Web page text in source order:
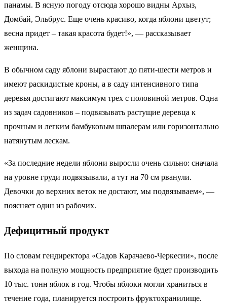
панамы. В ясную погоду отсюда хорошо видны Архыз,
Домбай, Эльбрус. Еще очень красиво, когда яблони цветут;
весна придет – такая красота будет!», — рассказывает
женщина.
В обычном саду яблони вырастают до пяти-шести метров и
имеют раскидистые кроны, а в саду интенсивного типа
деревья достигают максимум трех с половиной метров. Одна
из задач садовников – подвязывать растущие деревца к
прочным и легким бамбуковым шпалерам или горизонтально
натянутым лескам.
«За последние недели яблони выросли очень сильно: сначала
на уровне груди подвязывали, а тут на 70 см рванули.
Девочки до верхних веток не достают, мы подвязываем», —
поясняет один из рабочих.
Дефицитный продукт
По словам гендиректора «Садов Карачаево-Черкесии», после
выхода на полную мощность предприятие будет производить
10 тыс. тонн яблок в год. Чтобы яблоки могли храниться в
течение года, планируется построить фруктохранилище.